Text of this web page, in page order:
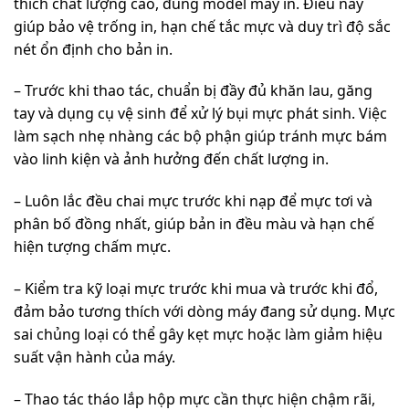
giúp bảo vệ trống in, hạn chế tắc mực và duy trì độ sắc
nét ổn định cho bản in.
– Trước khi thao tác, chuẩn bị đầy đủ khăn lau, găng
tay và dụng cụ vệ sinh để xử lý bụi mực phát sinh. Việc
làm sạch nhẹ nhàng các bộ phận giúp tránh mực bám
vào linh kiện và ảnh hưởng đến chất lượng in.
– Luôn lắc đều chai mực trước khi nạp để mực tơi và
phân bố đồng nhất, giúp bản in đều màu và hạn chế
hiện tượng chấm mực.
– Kiểm tra kỹ loại mực trước khi mua và trước khi đổ,
đảm bảo tương thích với dòng máy đang sử dụng. Mực
sai chủng loại có thể gây kẹt mực hoặc làm giảm hiệu
suất vận hành của máy.
– Thao tác tháo lắp hộp mực cần thực hiện chậm rãi,